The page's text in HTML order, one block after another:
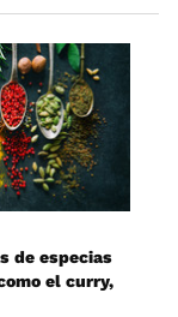
de especias
el curry,